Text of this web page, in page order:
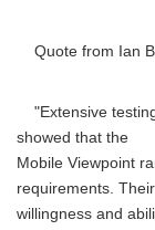
Quote from Ian
"Extensive
showed that the
Mobile Viewpoint
requirements. Their
willingness and